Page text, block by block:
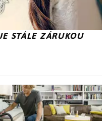
STÁLE ZÁRUKOU